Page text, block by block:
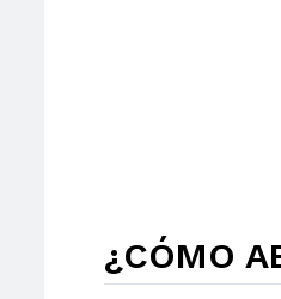
¿CÓMO